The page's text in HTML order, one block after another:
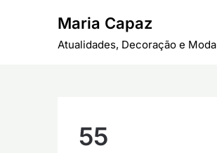
Maria Capaz
Atualidades, Decoração e Moda
55